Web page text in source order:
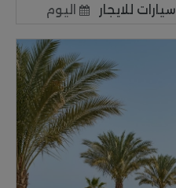
سيارات للايجار اليوم